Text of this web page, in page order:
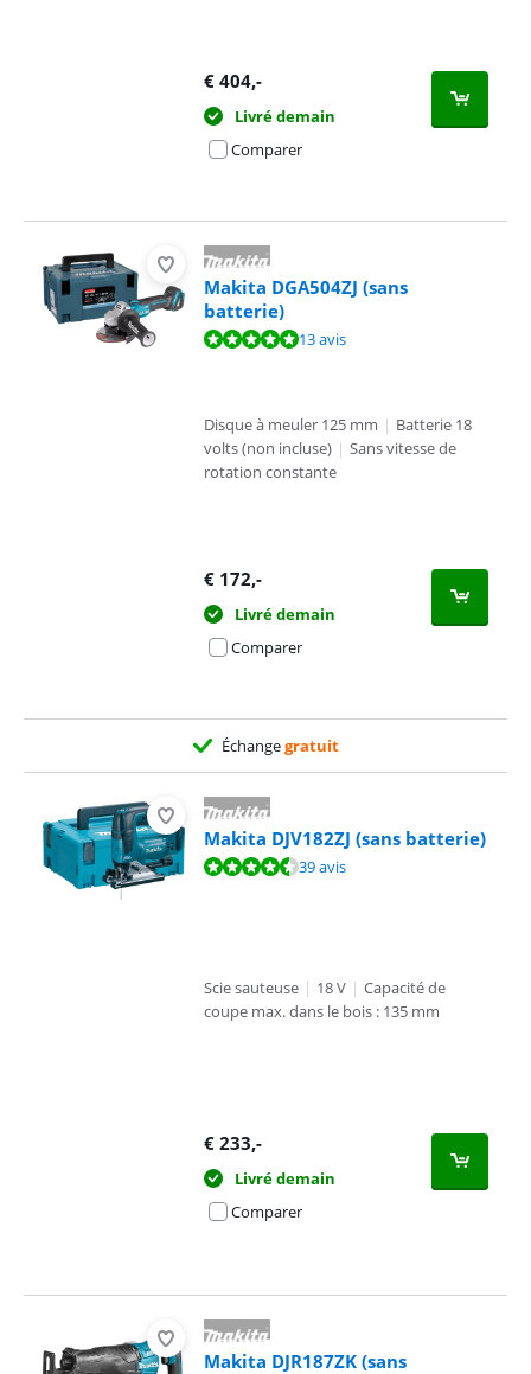
€ 404,-
Livré demain
Comparer
Makita DGA504ZJ (sans
batterie)
La note est de 9,5 sur 10, basée sur 13 avis.13 avis
Disque à meuler 125 mm | Batterie 18
volts (non incluse) | Sans vitesse de
rotation constante
€ 172,-
Livré demain
Comparer
Échangegratuit
Makita DJV182ZJ (sans batterie)
La note est de 9,4 sur 10, basée sur 39 avis.39 avis
Scie sauteuse | 18 V | Capacité de
coupe max. dans le bois : 135 mm
€ 233,-
Livré demain
Comparer
Makita DJR187ZK (sans